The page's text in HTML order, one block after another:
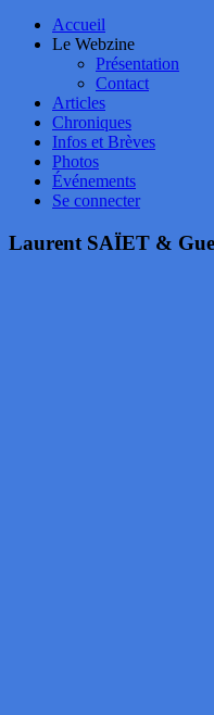
Accueil
Le Webzine
Présentation
Contact
Articles
Chroniques
Infos et Brèves
Photos
Événements
Se connecter
Laurent SAÏET &